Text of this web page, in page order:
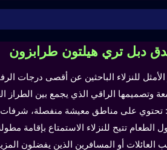
دبل تري هيلتون طرابزون
الأمثل للنزلاء الباحثين عن أقصى درجات
وتصميمها الراقي الذي يجمع بين الطراز
تحتوي على مناطق معيشة منفصلة،
تتيح للنزلاء الاستمتاع بإقامة
العائلات أو المسافرين الذين يفضلون